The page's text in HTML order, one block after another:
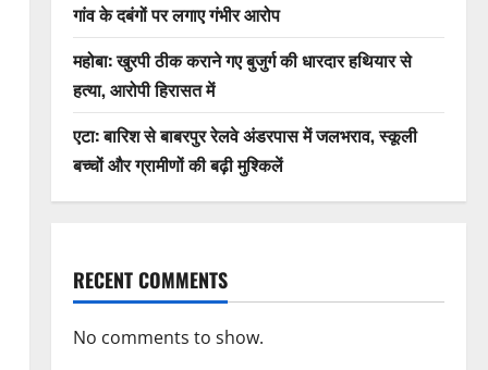
गांव के दबंगों पर लगाए गंभीर आरोप
महोबा: खुरपी ठीक कराने गए बुजुर्ग की धारदार हथियार से
हत्या, आरोपी हिरासत में
एटा: बारिश से बाबरपुर रेलवे अंडरपास में जलभराव, स्कूली
बच्चों और ग्रामीणों की बढ़ी मुश्किलें
RECENT COMMENTS
No comments to show.